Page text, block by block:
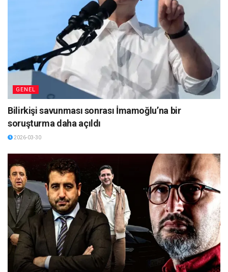
GENEL
Bilirkişi savunması sonrası İmamoğlu’na bir
soruşturma daha açıldı
2026-03-30